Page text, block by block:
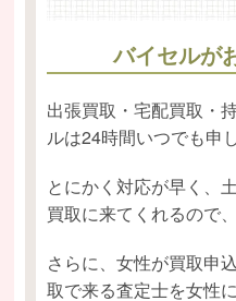
バイセルが
出張買取・宅配買取・
ルは24時間いつでも申
とにかく対応が早く、
買取に来てくれるので
さらに、女性が買取申
取で来る査定士を女性